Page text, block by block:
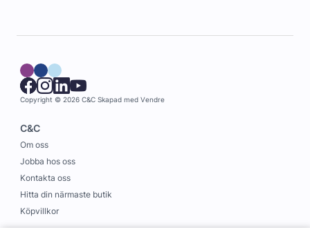
Copyright © 2026 C&C Skapad med Vendre
C&C
Om oss
Jobba hos oss
Kontakta oss
Hitta din närmaste butik
Köpvillkor